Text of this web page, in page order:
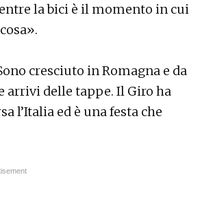
la bici è il momento in cui
cresciuto in Romagna e da
arrivi delle tappe. Il Giro ha
l’Italia ed è una festa che